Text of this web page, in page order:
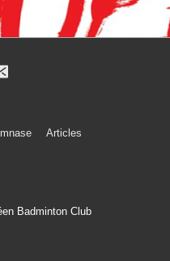
Articles
Badminton Club